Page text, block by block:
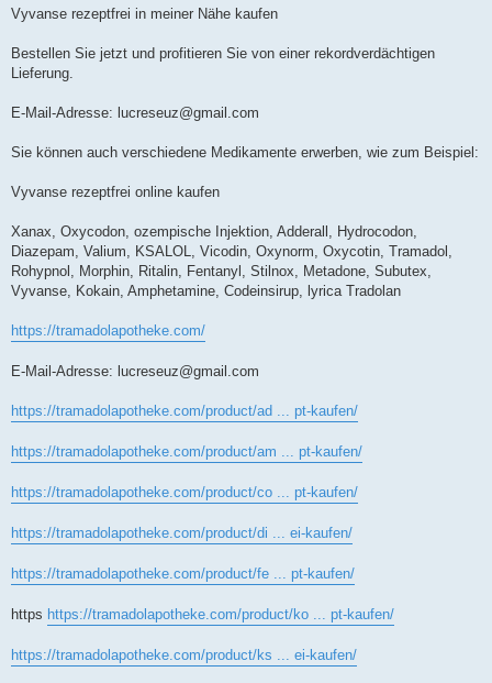
Vyvanse rezeptfrei in meiner Nähe kaufen
Bestellen Sie jetzt und profitieren Sie von einer rekordverdächtigen
Lieferung.
E-Mail-Adresse: lucreseuz@gmail.com
Sie können auch verschiedene Medikamente erwerben, wie zum Beispiel:
Vyvanse rezeptfrei online kaufen
Xanax, Oxycodon, ozempische Injektion, Adderall, Hydrocodon,
Diazepam, Valium, KSALOL, Vicodin, Oxynorm, Oxycotin, Tramadol,
Rohypnol, Morphin, Ritalin, Fentanyl, Stilnox, Metadone, Subutex,
Vyvanse, Kokain, Amphetamine, Codeinsirup, lyrica Tradolan
https://tramadolapotheke.com/
E-Mail-Adresse: lucreseuz@gmail.com
https://tramadolapotheke.com/product/ad ... pt-kaufen/
https://tramadolapotheke.com/product/am ... pt-kaufen/
https://tramadolapotheke.com/product/co ... pt-kaufen/
https://tramadolapotheke.com/product/di ... ei-kaufen/
https://tramadolapotheke.com/product/fe ... pt-kaufen/
https https://tramadolapotheke.com/product/ko ... pt-kaufen/
https://tramadolapotheke.com/product/ks ... ei-kaufen/